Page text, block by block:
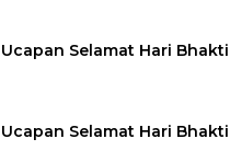
Ucapan Selamat Hari
Ucapan Selamat Hari